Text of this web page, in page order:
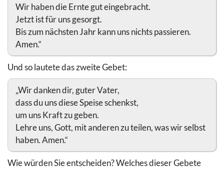
Wir haben die Ernte gut eingebracht.
Jetzt ist für uns gesorgt.
Bis zum nächsten Jahr kann uns nichts passieren.
Amen.“
Und so lautete das zweite Gebet:
„Wir danken dir, guter Vater,
dass du uns diese Speise schenkst,
um uns Kraft zu geben.
Lehre uns, Gott, mit anderen zu teilen, was wir selbst
haben. Amen.“
Wie würden Sie entscheiden? Welches dieser Gebete